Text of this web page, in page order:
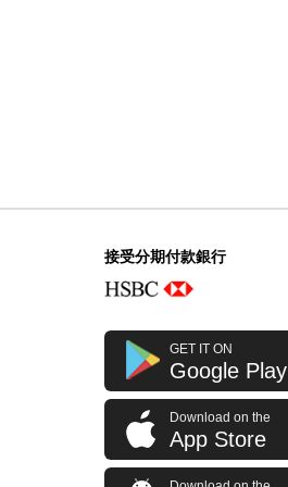
接受分期付款銀行
GET IT ON
Google Play
Download on the
App Store